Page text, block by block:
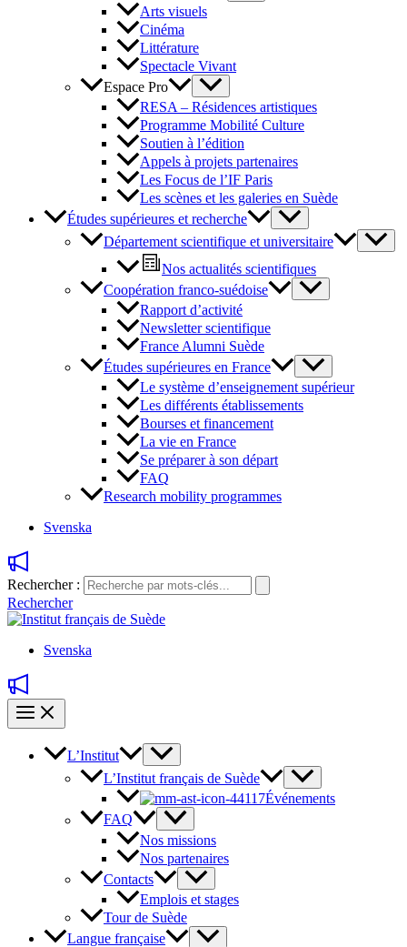
Arts visuels
Cinéma
Littérature
Spectacle Vivant
Espace Pro
RESA – Résidences artistiques
Programme Mobilité Culture
Soutien à l’édition
Appels à projets partenaires
Les Focus de l’IF Paris
Les scènes et les galeries en Suède
Études supérieures et recherche
Département scientifique et universitaire
Nos actualités scientifiques
Coopération franco-suédoise
Rapport d’activité
Newsletter scientifique
France Alumni Suède
Études supérieures en France
Le système d’enseignement supérieur
Les différents établissements
Bourses et financement
La vie en France
Se préparer à son départ
FAQ
Research mobility programmes
Svenska
Rechercher :
Rechercher
Svenska
L’Institut
L’Institut français de Suède
Événements
FAQ
Nos missions
Nos partenaires
Contacts
Emplois et stages
Tour de Suède
Langue française